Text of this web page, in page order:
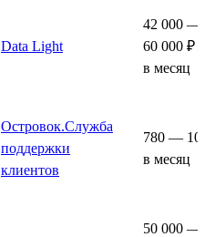
Data Light
42 000 —
60 000 ₽
в месяц
Островок.Служба
поддержки
клиентов
780 —
в месяц
50 000 —